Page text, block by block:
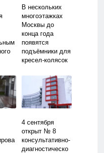
В нескольких
многоэтажках
Москвы до
конца года
появятся
подъёмники для
кресел-колясок
4 сентября
открыт № 8
консультативно-
диагностическо